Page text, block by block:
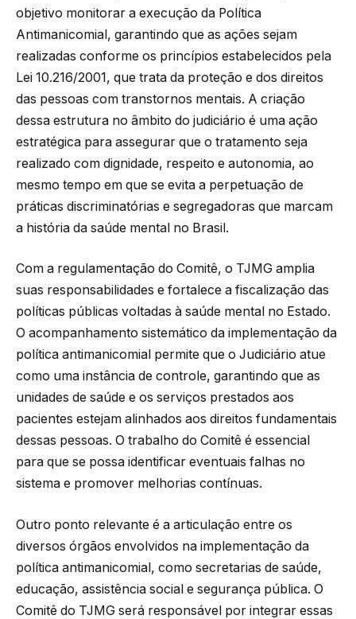
objetivo monitorar a execução da Política
Antimanicomial, garantindo que as ações sejam
realizadas conforme os princípios estabelecidos pela
Lei 10.216/2001, que trata da proteção e dos direitos
das pessoas com transtornos mentais. A criação
dessa estrutura no âmbito do judiciário é uma ação
estratégica para assegurar que o tratamento seja
realizado com dignidade, respeito e autonomia, ao
mesmo tempo em que se evita a perpetuação de
práticas discriminatórias e segregadoras que marcam
a história da saúde mental no Brasil.
Com a regulamentação do Comitê, o TJMG amplia
suas responsabilidades e fortalece a fiscalização das
políticas públicas voltadas à saúde mental no Estado.
O acompanhamento sistemático da implementação da
política antimanicomial permite que o Judiciário atue
como uma instância de controle, garantindo que as
unidades de saúde e os serviços prestados aos
pacientes estejam alinhados aos direitos fundamentais
dessas pessoas. O trabalho do Comitê é essencial
para que se possa identificar eventuais falhas no
sistema e promover melhorias contínuas.
Outro ponto relevante é a articulação entre os
diversos órgãos envolvidos na implementação da
política antimanicomial, como secretarias de saúde,
educação, assistência social e segurança pública. O
Comitê do TJMG será responsável por integrar essas